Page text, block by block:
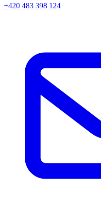
+420 483 398 124